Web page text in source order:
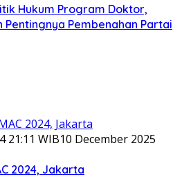
Hukum Program Doktor,
Pentingnya Pembenahan Partai
21:11 WIB10 December 2025
2024, Jakarta